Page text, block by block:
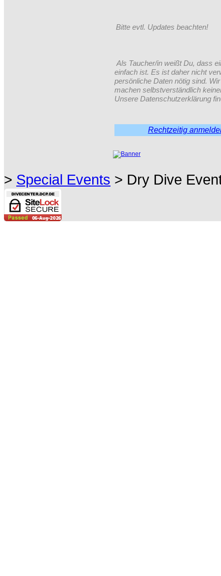
Bitte evtl. Updates beachten!
Als Taucher/in weißt Du, dass
einfach ist. Es ist daher nicht
persönliche Daten nötig sind.
machen selbstverständlich
Unsere Datenschutzerklärung
Rechtzeitig
> Special Events > Dry Dive